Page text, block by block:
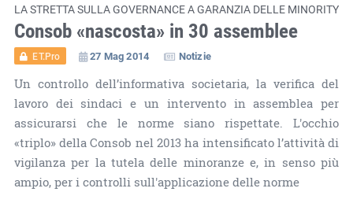
LA STRETTA SULLA GOVERNANCE A GARANZIA DELLE MINORITY
Consob «nascosta» in 30 assemblee
ET.Pro 27 Mag 2014 Notizie
Un controllo dell’informativa societaria, la verifica del
lavoro dei sindaci e un intervento in assemblea per
assicurarsi che le norme siano rispettate. L'occhio
«triplo» della Consob nel 2013 ha intensificato l’attività di
vigilanza per la tutela delle minoranze e, in senso più
ampio, per i controlli sull'applicazione delle norme